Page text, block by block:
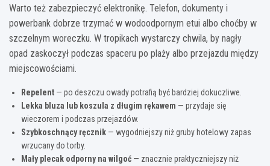
Warto też zabezpieczyć elektronikę. Telefon, dokumenty i
powerbank dobrze trzymać w wodoodpornym etui albo choćby w
szczelnym woreczku. W tropikach wystarczy chwila, by nagły
opad zaskoczył podczas spaceru po plaży albo przejazdu między
miejscowościami.
Repelent — po deszczu owady potrafią być bardziej dokuczliwe.
Lekka bluza lub koszula z długim rękawem — przydaje się
wieczorem i podczas przejazdów.
Szybkoschnący ręcznik — wygodniejszy niż gruby hotelowy zapas
wrzucany do torby.
Mały plecak odporny na wilgoć — znacznie praktyczniejszy niż